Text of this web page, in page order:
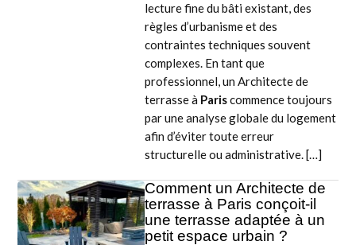
lecture fine du bâti existant, des
règles d’urbanisme et des
contraintes techniques souvent
complexes. En tant que
professionnel, un Architecte de
terrasse à Pariscommence toujours
par une analyse globale du logement
afin d’éviter toute erreur
structurelle ou administrative. […]
Comment un Architecte de
terrasse à Paris conçoit-il
une terrasse adaptée à un
petit espace urbain ?